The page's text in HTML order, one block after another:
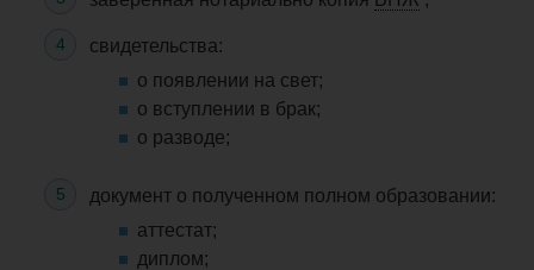
свидетельства:
о появлении на свет;
о вступлении в брак;
о разводе;
документ о полученном полном образовании:
аттестат;
диплом;